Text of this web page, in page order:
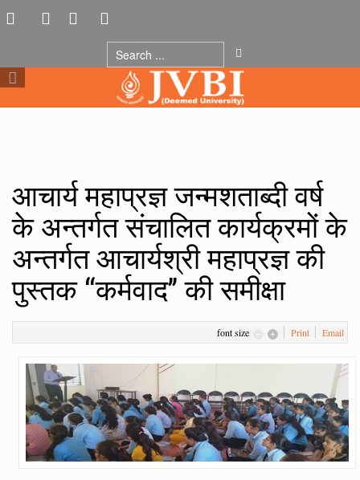
आचार्य महाप्रज्ञ जन्मशताब्दी वर्ष
के अन्तर्गत संचालित कार्यक्रमों के
अन्तर्गत आचार्यश्री महाप्रज्ञ की
पुस्तक ‘‘कर्मवाद’’ की समीक्षा
font size Print Email